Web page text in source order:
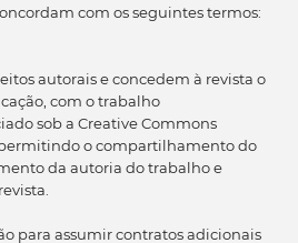
com os seguintes termos:
autorais e concedem à revista o
com o trabalho
sob a Creative Commons
o compartilhamento do
da autoria do trabalho e
para assumir contratos adicionais